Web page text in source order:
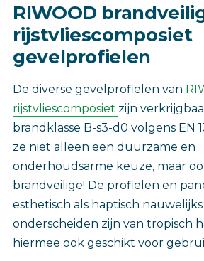
RIWOOD
rijstvliescomposiet
gevelprofielen
De diverse gevelprofielen van
rijstvliescomposiet zijn
brandklasse B-s3-d0 volgens EN
ze niet alleen een duurzame en
onderhoudsarme keuze, maar
brandveilige! De profielen en
esthetisch als haptisch
onderscheiden zijn van tropisch
hiermee ook geschikt voor